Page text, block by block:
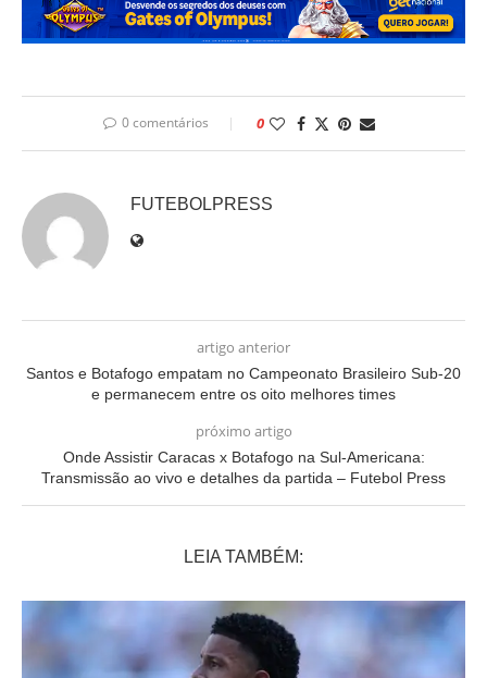
0 comentários 0
FUTEBOLPRESS
artigo anterior
Santos e Botafogo empatam no Campeonato Brasileiro Sub-20
e permanecem entre os oito melhores times
próximo artigo
Onde Assistir Caracas x Botafogo na Sul-Americana:
Transmissão ao vivo e detalhes da partida – Futebol Press
LEIA TAMBÉM: